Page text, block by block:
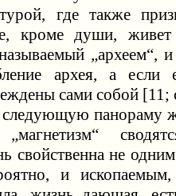
где также
кроме души,
„археем“,
архея, а если
сами собой [11;
панораму
„магнетизм“
свойственна не
и